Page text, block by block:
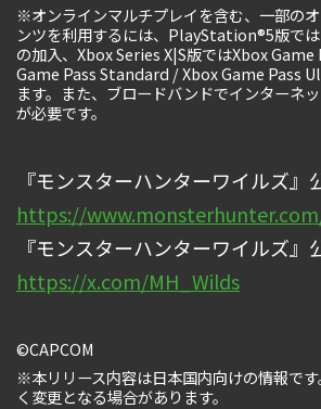
※オンラインマルチプレイを含む、一部の
ンツを利用するには、PlayStation®5版で
の加入、Xbox Series X|S版ではXbox
Game Pass Standard / Xbox Game Pass
ます。また、ブロードバンドでインターネ
が必要です。
『モンスターハンターワイルズ』
https://
『モンスターハンターワイルズ』
https://x.com/MH_Wilds
©CAPCOM
※本リリース内容は日本国内向けの情報で
く変更となる場合があります。